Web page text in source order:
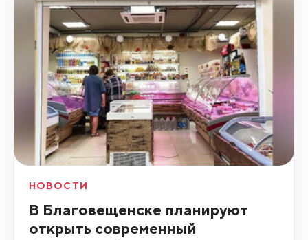
НОВОСТИ
В Благовещенске планируют
открыть современный